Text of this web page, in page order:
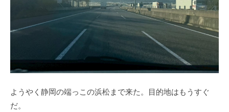
ようやく静岡の端っこの浜松まで来た。目的地はもうすぐ
だ。